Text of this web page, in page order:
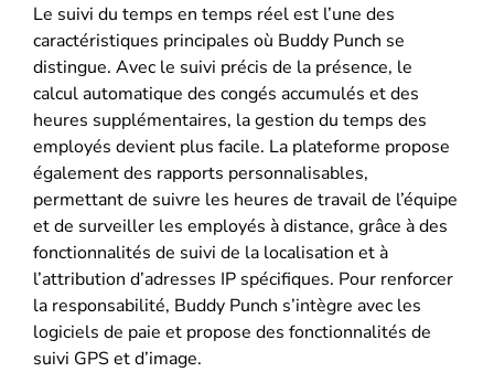
Le suivi du temps en temps réel est l’une des
caractéristiques principales où Buddy Punch se
distingue. Avec le suivi précis de la présence, le
calcul automatique des congés accumulés et des
heures supplémentaires, la gestion du temps des
employés devient plus facile. La plateforme propose
également des rapports personnalisables,
permettant de suivre les heures de travail de l’équipe
et de surveiller les employés à distance, grâce à des
fonctionnalités de suivi de la localisation et à
l’attribution d’adresses IP spécifiques. Pour renforcer
la responsabilité, Buddy Punch s’intègre avec les
logiciels de paie et propose des fonctionnalités de
suivi GPS et d’image.